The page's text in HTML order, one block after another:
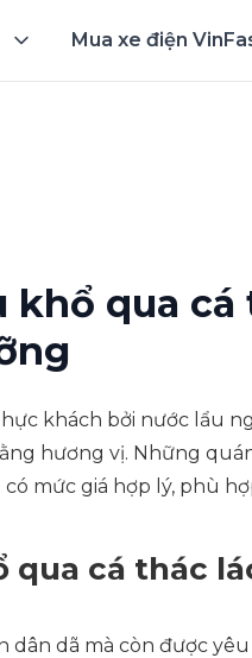
Mua xe điện
khổ qua
khách bởi nước lẩu
hương vị. Những
mức giá hợp lý, phù
cá thác
dân dã mà còn được